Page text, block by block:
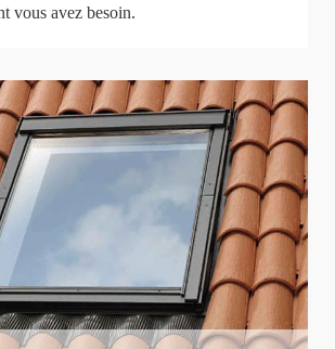
vous avez besoin.